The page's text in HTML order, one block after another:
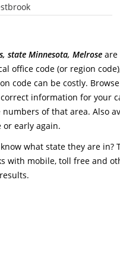
state Minnesota, Melrose are
office code (or region
code can be costly.
information for your
of that area. Also
or early again.
what state they are in?
with mobile, toll free and